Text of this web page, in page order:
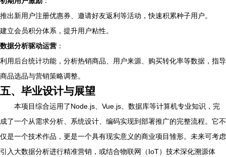
推出新用户注册优惠券、邀请好友返利等活动，快速积累种子用户。
建立会员积分体系，提升用户粘性。
数据分析驱动运营 ：
利用后台统计功能，分析热销商品、用户来源、购买转化率等数据，指导
商品选品与营销策略调整。
五、毕业设计与展望
本项目综合运用了Node.js、Vue.js、数据库等计算机专业知识，完
成了一个从需求分析、系统设计、编码实现到部署推广的完整流程。它不
仅是一个技术作品，更是一个具有现实意义的商业项目雏形。未来可考虑
引入大数据分析进行精准营销，或结合物联网（IoT）技术深化溯源体